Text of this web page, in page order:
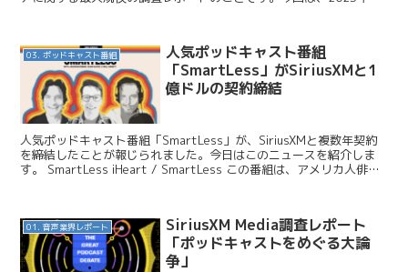
03. ポッドキャスト番組
人気ポッドキャスト番組
「SmartLess」がSiriusXMと1
億ドルの契約締結
人気ポッドキャスト番組「SmartLess」が、SiriusXMと複数年契約
を締結したことが報じられました。今日はこのニュースを紹介しま
す。 SmartLess iHeart / SmartLess この番組は、アメリカ人俳優
01. 音声業界レポート
SiriusXM Media調査レポート
「ポッドキャストをめぐる大論
争」